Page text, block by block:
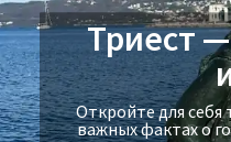
Экскурсия
Триест
Откройте для себя
важных фактах о